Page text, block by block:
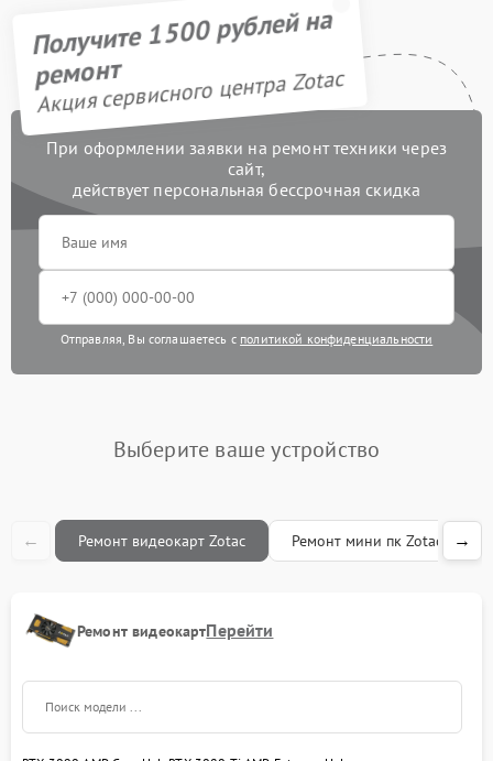
Техническое
обслуживание
видеокарты
550 рублей
Восстановление после
попадания влаги
Замена термопасты 900 рублей
Получите 1500 рублей на
ремонт
Акция сервисного центра Zotac
При оформлении заявки на ремонт техники через
сайт,
действует персональная бессрочная скидка
Отправляя, Вы соглашаетесь с политикой конфиденциальности
Выберите ваше устройство
← Ремонт видеокарт Zotac Ремонт мини пк Zotac →
Ремонт видеокартПерейти